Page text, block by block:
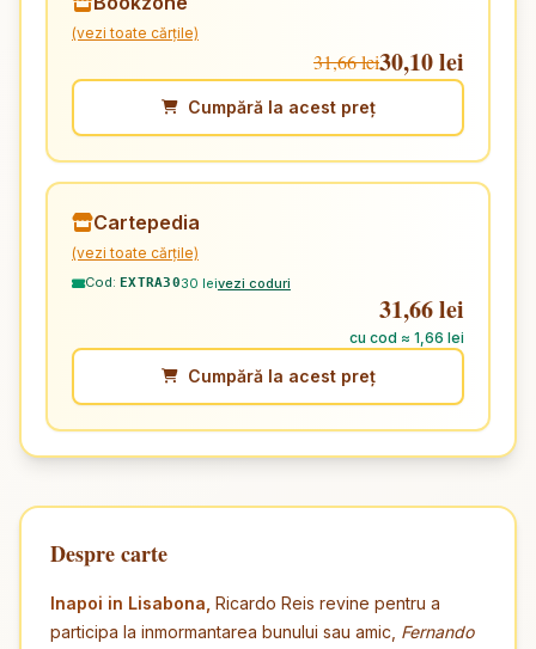
(vezi toate cărțile)
31,66 lei30,10 lei
Cumpără la acest preț
Cartepedia
(vezi toate cărțile)
Cod: EXTRA3030 leivezi coduri
31,66 lei
cu cod ≈ 1,66 lei
Cumpără la acest preț
Despre carte
Inapoi in Lisabona, Ricardo Reis revine pentru a
participa la inmormantarea bunului sau amic, Fernando